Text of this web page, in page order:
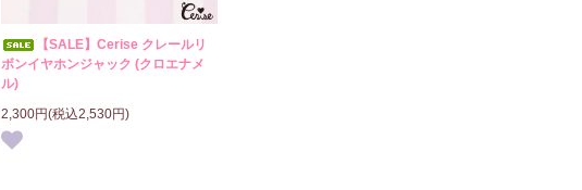
【SALE】Cerise クレールリ
ボンイヤホンジャック (クロエナメ
ル)
2,300円(税込2,530円)